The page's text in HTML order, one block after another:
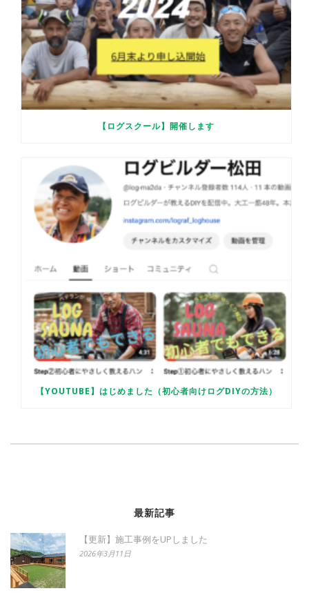
【ログスクール】開催します
【YOUTUBE】はじめました（初心者向けログDIYの方法）
最新記事
【更新】施工事例をUPしました
2026年3月11日